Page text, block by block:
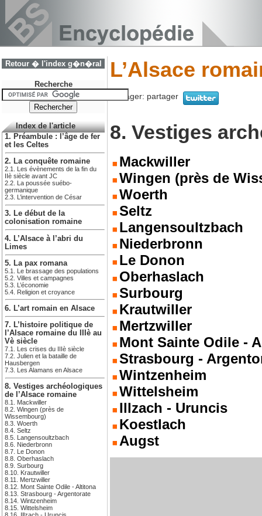
Retour � l'index g�n�ral
Recherche
Index de l'article
1. Préambule : l’âge de fer
et les Celtes
2. La conquête romaine
2.1. Les évènements de la fin du
IIè siècle avant JC
2.2. La poussée suébo-
germanique
2.3. L’intervention de César
3. Le début de la
colonisation romaine
4. L’Alsace à l’abri du
Limes
5. La pax romana
5.1. Le brassage des populations
5.2. Villes et campagnes
5.3. L’économie
5.4. Religion et croyance
6. L’art romain en Alsace
7. L’histoire politique de
l’Alsace romaine du IIIè au
Vè siècle
7.1. Les crises du IIIè siècle
7.2. Julien et la bataille de
Hausbergen
7.3. Les Alamans en Alsace
8. Vestiges archéologiques
de l’Alsace romaine
8.1. Mackwiller
8.2. Wingen (près de
Wissembourg)
8.3. Woerth
8.4. Seltz
8.5. Langensoultzbach
8.6. Niederbronn
8.7. Le Donon
8.8. Oberhaslach
8.9. Surbourg
8.10. Krautwiller
8.11. Mertzwiller
8.12. Mont Sainte Odile - Altitona
8.13. Strasbourg - Argentorate
8.14. Wintzenheim
8.15. Wittelsheim
L’Alsace
Partager: partager
8. Vestiges
Mackwiller
Wingen (près de
Woerth
Seltz
Langensoultzbach
Niederbronn
Le Donon
Oberhaslach
Surbourg
Krautwiller
Mertzwiller
Mont Sainte Odile -
Strasbourg -
Wintzenheim
Wittelsheim
Illzach - Uruncis
Koestlach
Augst